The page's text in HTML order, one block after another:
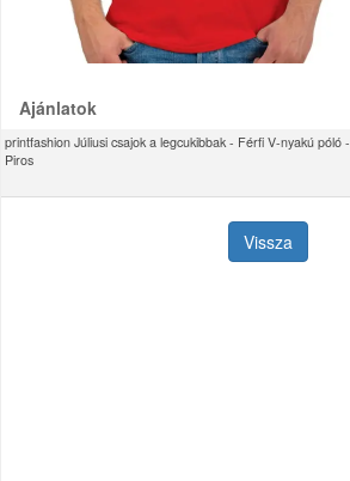
Ajánlatok
printfashion Júliusi csajok a legcukibbak - Férfi V-nyakú póló -
Piros
Vissza